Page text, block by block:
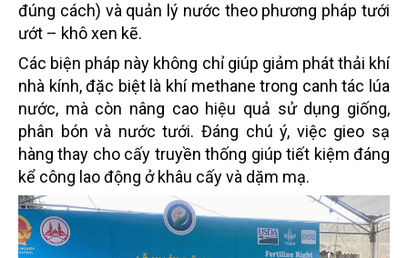
đúng cách) và quản lý nước theo phương pháp tưới
ướt – khô xen kẽ.
Các biện pháp này không chỉ giúp giảm phát thải khí
nhà kính, đặc biệt là khí methane trong canh tác lúa
nước, mà còn nâng cao hiệu quả sử dụng giống,
phân bón và nước tưới. Đáng chú ý, việc gieo sạ
hàng thay cho cấy truyền thống giúp tiết kiệm đáng
kể công lao động ở khâu cấy và dặm mạ.